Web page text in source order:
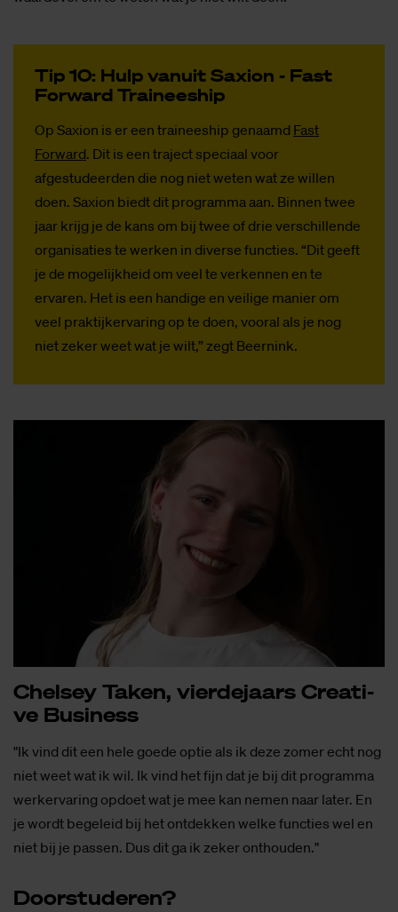
Tip 10: Hulp van­uit Saxi­on - Fast
For­ward Trai­nees­hip
Op Saxion is er een traineeship genaamd Fast
Forward. Dit is een traject speciaal voor
afgestudeerden die nog niet weten wat ze willen
doen. Saxion biedt dit programma aan. Binnen twee
jaar krijg je de kans om bij twee of drie verschillende
organisaties te werken in diverse functies. “Dit geeft
je de mogelijkheid om veel te verkennen en te
ervaren. Het is een handige en veilige manier om
veel praktijkervaring op te doen, vooral als je nog
niet zeker weet wat je wilt,” zegt Beernink.
Chel­sey Ta­ken, vier­de­jaars Cre­a­ti­
ve Bu­si­ness
"Ik vind dit een hele goede optie als ik deze zomer echt nog
niet weet wat ik wil. Ik vind het fijn dat je bij dit programma
werkervaring opdoet wat je mee kan nemen naar later. En
je wordt begeleid bij het ontdekken welke functies wel en
niet bij je passen. Dus dit ga ik zeker onthouden."
Door­stu­de­ren?